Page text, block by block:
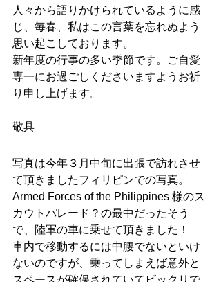
人々から語りかけられているように感
じ、毎春、私はこの言葉を忘れぬよう
思い起こしております。
新年度の行事の多い季節です。ご自愛
専一にお過ごしくださいますようお祈
り申し上げます。
敬具
写真は今年３月中旬に出張で訪れさせ
て頂きましたフィリピンでの写真。
Armed Forces of the Philippines 様のス
カウトパレード？の最中だったそう
で、陸軍の車に乗せて頂きました！
車内で移動するには中腰でないといけ
ないのですが、乗ってしまえば意外と
スペースが確保されていてビックリで